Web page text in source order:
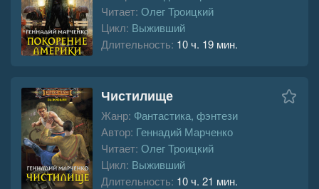
Читает: Олег Троицкий
Цикл: Выживший
Длительность: 10 ч. 19 мин.
Чистилище
Жанр: Фантастика, фэнтези
Автор: Геннадий Марченко
Читает: Олег Троицкий
Цикл: Выживший
Длительность: 10 ч. 21 мин.